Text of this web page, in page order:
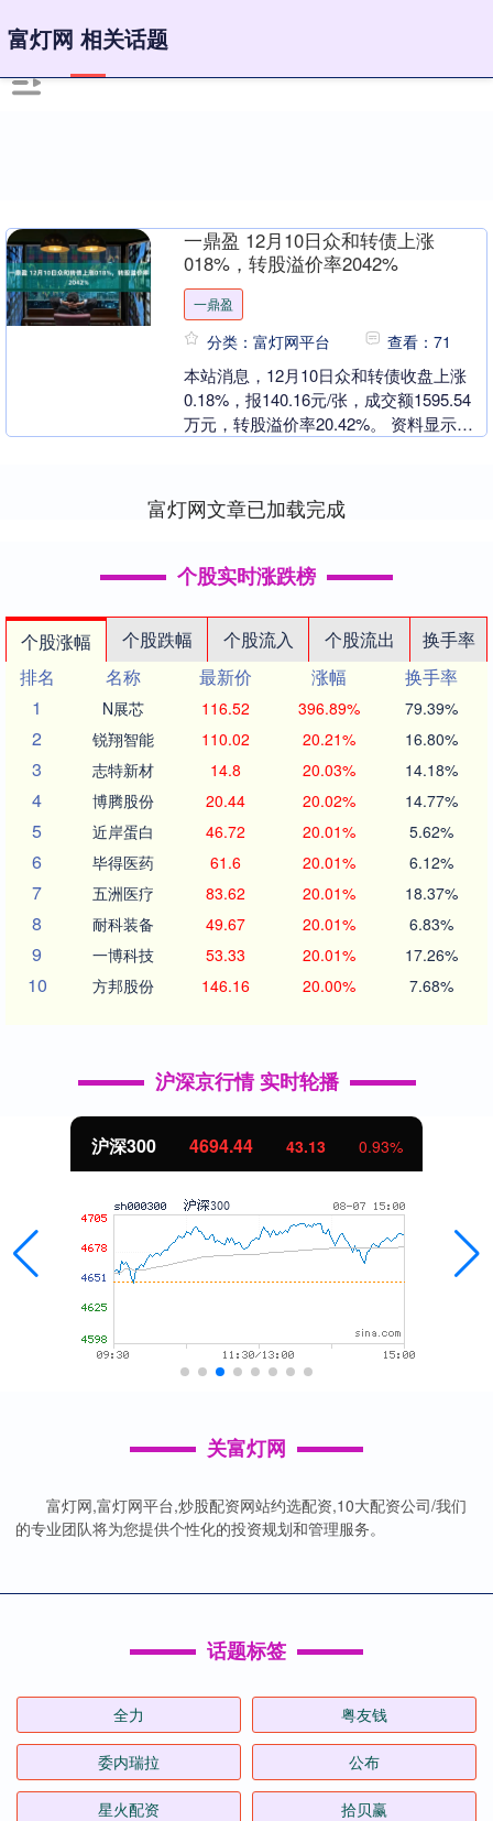
富灯网 相关话题
一鼎盈 12月10日众和转债上涨
018%，转股溢价率2042%
一鼎盈
分类：富灯网平台 查看：71
本站消息，12月10日众和转债收盘上涨
0.18%，报140.16元/张，成交额1595.54
万元，转股溢价率20.42%。 资料显示，
富灯网文章已加载完成
个股实时涨跌榜
个股涨幅 个股跌幅 个股流入 个股流出
换手率
排名
名称 最新价 涨幅
换手率
1
N展芯 116.52 396.89% 79.39%
2 锐翔智能 110.02 20.21% 16.80%
3 志特新材 14.8 20.03% 14.18%
4 博腾股份 20.44 20.02% 14.77%
5 近岸蛋白 46.72 20.01% 5.62%
6 毕得医药 61.6 20.01% 6.12%
7 五洲医疗 83.62 20.01% 18.37%
8 耐科装备 49.67 20.01% 6.83%
9 一博科技 53.33 20.01% 17.26%
10 方邦股份 146.16 20.00% 7.68%
沪深京行情 实时轮播
北证50 1134.24 11.37 1.01%
关富灯网
富灯网,富灯网平台,炒股配资网站约选配资,10大配资公司/我们
的专业团队将为您提供个性化的投资规划和管理服务。
话题标签
全力 粤友钱
委内瑞拉 公布
星火配资 拾贝赢